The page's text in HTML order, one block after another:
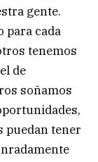
gente.
para cada
tenemos
de
soñamos
puedan tener